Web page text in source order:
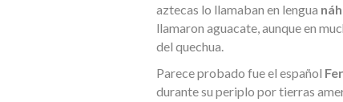
aztecas lo llamaban en lengua
llamaron aguacate, aunque en
del quechua.
Parece probado fue el español
durante su periplo por tierras